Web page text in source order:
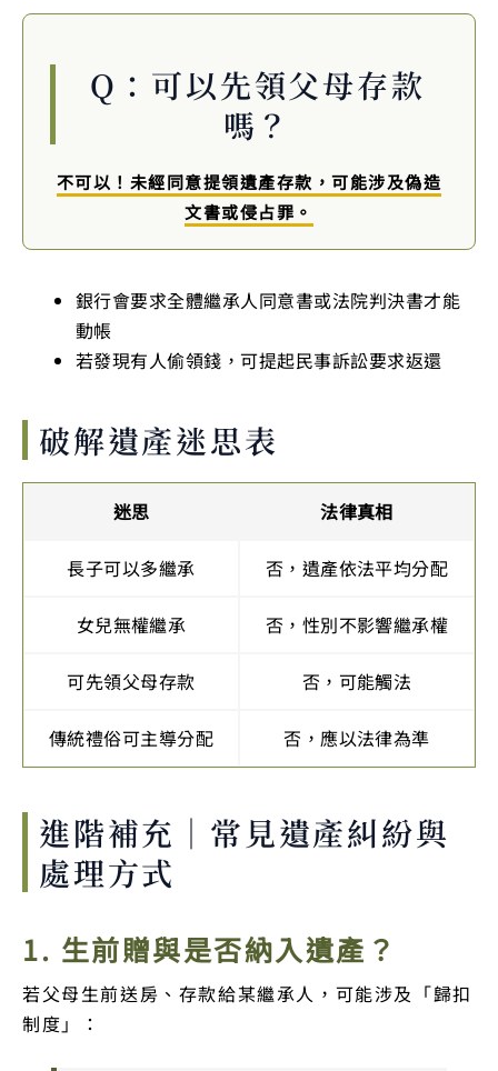
Q：可以先領父母存款
嗎？
不可以！未經同意提領遺產存款，可能涉及偽造
文書或侵占罪。
銀行會要求全體繼承人同意書或法院判決書才能
動帳
若發現有人偷領錢，可提起民事訴訟要求返還
破解遺產迷思表
迷思 法律真相
長子可以多繼承 否，遺產依法平均分配
女兒無權繼承 否，性別不影響繼承權
可先領父母存款 否，可能觸法
傳統禮俗可主導分配 否，應以法律為準
進階補充｜常見遺產糾紛與
處理方式
1. 生前贈與是否納入遺產？
若父母生前送房、存款給某繼承人，可能涉及「歸扣
制度」：